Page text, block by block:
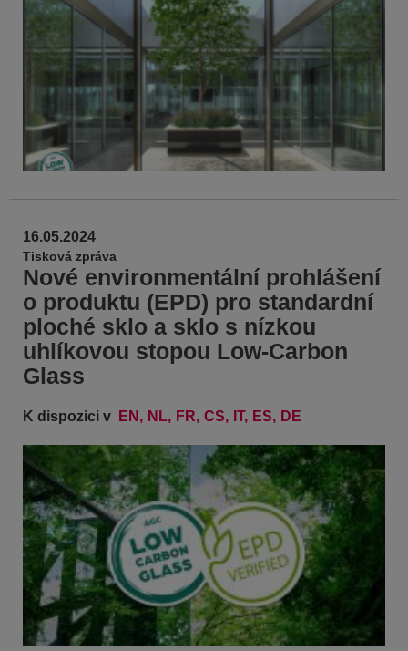
16.05.2024
Tisková zpráva
Nové environmentální prohlášení
o produktu (EPD) pro standardní
ploché sklo a sklo s nízkou
uhlíkovou stopou Low-Carbon
Glass
K dispozici v EN NL FR CS IT ES DE